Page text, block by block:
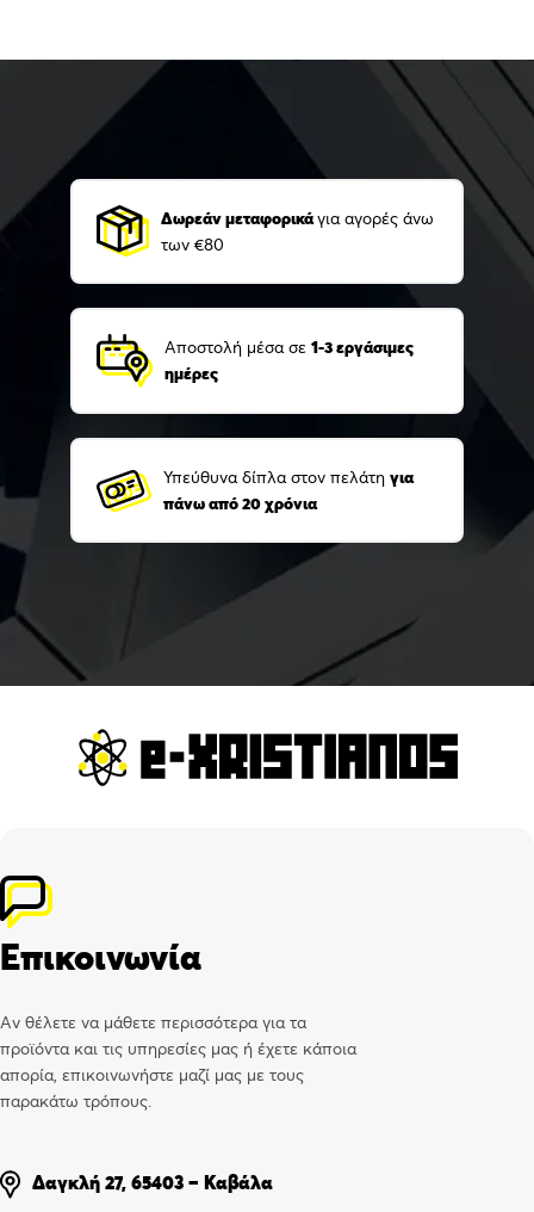
Δωρεάν μεταφορικάγια αγορές άνω
των €80
Αποστολή μέσα σε 1-3 εργάσιμες
ημέρες
Υπεύθυνα δίπλα στον πελάτη για
πάνω από 20 χρόνια
Επικοινωνία
Αν θέλετε να μάθετε περισσότερα για τα
προϊόντα και τις υπηρεσίες μας ή έχετε κάποια
απορία, επικοινωνήστε μαζί μας με τους
παρακάτω τρόπους.
Δαγκλή 27, 65403 – Καβάλα